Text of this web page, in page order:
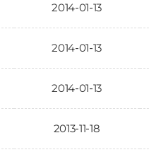
2014-01-13
2014-01-13
2014-01-13
2013-11-18